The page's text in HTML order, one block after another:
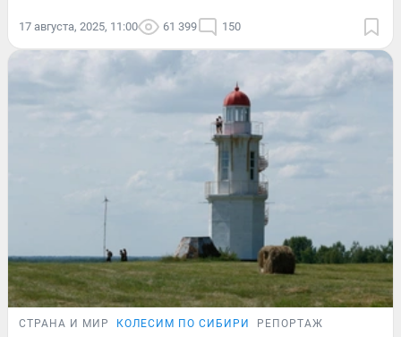
17 августа, 2025, 11:00 61 399 150
СТРАНА И МИР КОЛЕСИМ ПО СИБИРИ РЕПОРТАЖ